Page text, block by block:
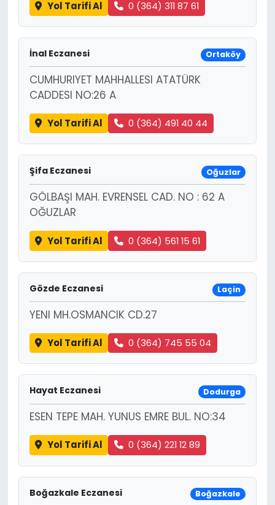
Yol Tarifi Al 0 (364) 311 87 61
İnal Eczanesi Ortaköy
CUMHURIYET MAHHALLESI ATATÜRK
CADDESI NO:26 A
Yol Tarifi Al 0 (364) 491 40 44
Şifa Eczanesi Oğuzlar
GÖLBAŞI MAH. EVRENSEL CAD. NO : 62 A
OĞUZLAR
Yol Tarifi Al 0 (364) 561 15 61
Gözde Eczanesi Laçin
YENI MH.OSMANCIK CD.27
Yol Tarifi Al 0 (364) 745 55 04
Hayat Eczanesi Dodurga
ESEN TEPE MAH. YUNUS EMRE BUL. NO:34
Yol Tarifi Al 0 (364) 221 12 89
Boğazkale Eczanesi Boğazkale